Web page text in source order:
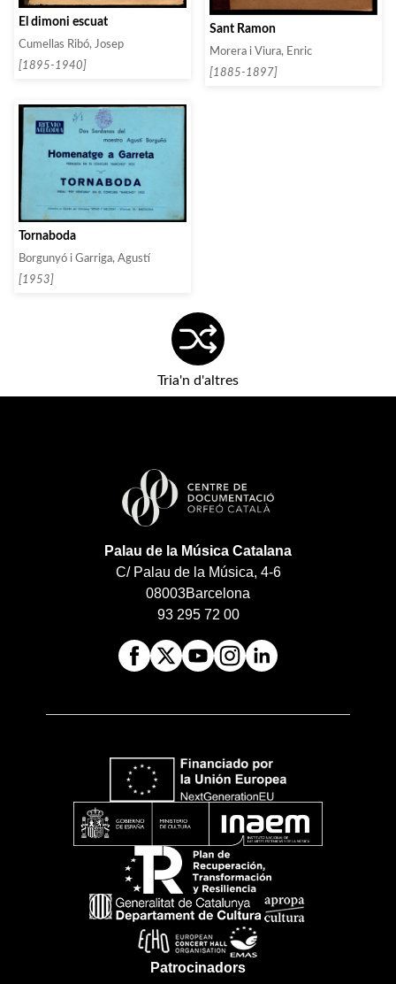
El dimoni escuat
Cumellas Ribó, Josep
[1895-1940]
Sant Ramon
Morera i Viura, Enric
[1885-1897]
Tornaboda
Borgunyó i Garriga, Agustí
[1953]
Tria'n d'altres
Palau de la Música Catalana
C/ Palau de la Música, 4-6
08003Barcelona
93 295 72 00
Patrocinadors